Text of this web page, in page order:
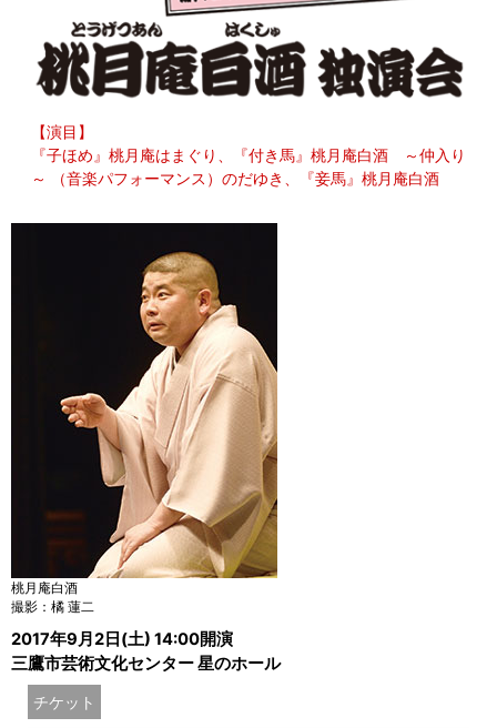
【演目】
『子ほめ』桃月庵はまぐり、『付き馬』桃月庵白酒 ～仲入り
～ （音楽パフォーマンス）のだゆき、『妾馬』桃月庵白酒
桃月庵白酒
撮影：橘 蓮二
2017年9月2日(土) 14:00開演
三鷹市芸術文化センター 星のホール
チケット